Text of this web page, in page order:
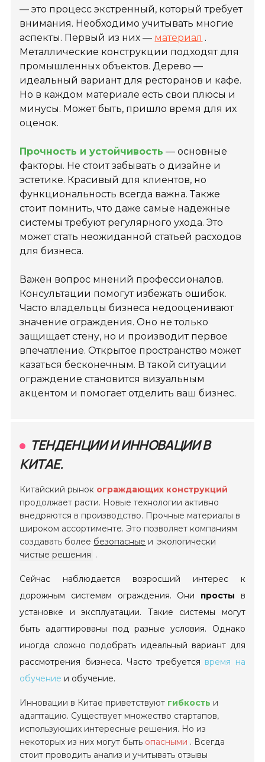
— это процесс экстренный, который требует
внимания. Необходимо учитывать многие
аспекты. Первый из них — материал .
Металлические конструкции подходят для
промышленных объектов. Дерево —
идеальный вариант для ресторанов и кафе.
Но в каждом материале есть свои плюсы и
минусы. Может быть, пришло время для их
оценок.
Прочность и устойчивость — основные
факторы. Не стоит забывать о дизайне и
эстетике. Красивый для клиентов, но
функциональность всегда важна. Также
стоит помнить, что даже самые надежные
системы требуют регулярного ухода. Это
может стать неожиданной статьей расходов
для бизнеса.
Важен вопрос мнений профессионалов.
Консультации помогут избежать ошибок.
Часто владельцы бизнеса недооценивают
значение ограждения. Оно не только
защищает стену, но и производит первое
впечатление. Открытое пространство может
казаться бесконечным. В такой ситуации
ограждение становится визуальным
акцентом и помогает отделить ваш бизнес.
ТЕНДЕНЦИИ И ИННОВАЦИИ В
КИТАЕ.
Китайский рынок ограждающих конструкций
продолжает расти. Новые технологии активно
внедряются в производство. Прочные материалы в
широком ассортименте. Это позволяет компаниям
создавать более безопасные и экологически
чистые решения .
Сейчас наблюдается возросший интерес к
дорожным системам ограждения. Они просты в
установке и эксплуатации. Такие системы могут
быть адаптированы под разные условия. Однако
иногда сложно подобрать идеальный вариант для
рассмотрения бизнеса. Часто требуется время на
обучение и обучение.
Инновации в Китае приветствуют гибкость и
адаптацию. Существует множество стартапов,
использующих интересные решения. Но из
некоторых из них могут быть опасными . Всегда
стоит проводить анализ и учитывать отзывы